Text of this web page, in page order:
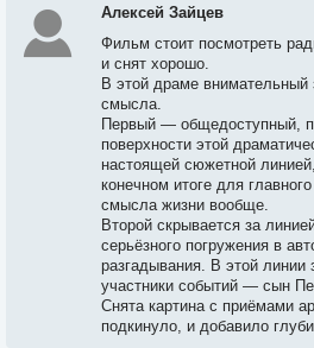
Алексей Зайцев
Фильм стоит посмотреть
и снят хорошо.
В этой драме внимательный
смысла.
Первый — общедоступный,
поверхности этой
настоящей сюжетной
конечном итоге для
смысла жизни вообще.
Второй скрывается за
серьёзного погружения в
разгадывания. В этой линии
участники событий — сын
Снята картина с приёмами
подкинуло, и добавило